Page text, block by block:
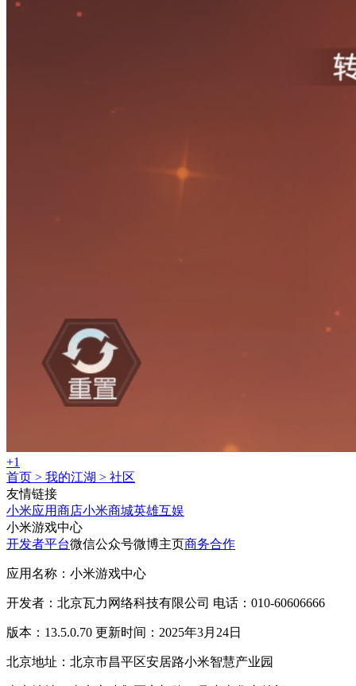
+1
首页 > 我的江湖 > 社区
友情链接
小米应用商店小米商城英雄互娱
小米游戏中心
开发者平台微信公众号微博主页商务合作
应用名称：小米游戏中心
开发者：北京瓦力网络科技有限公司 电话：010-60606666
版本：13.5.0.70 更新时间：2025年3月24日
北京地址：北京市昌平区安居路小米智慧产业园